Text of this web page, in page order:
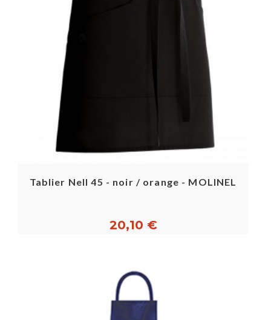
Tablier Nell 45 - noir / orange - MOLINEL
20,10 €